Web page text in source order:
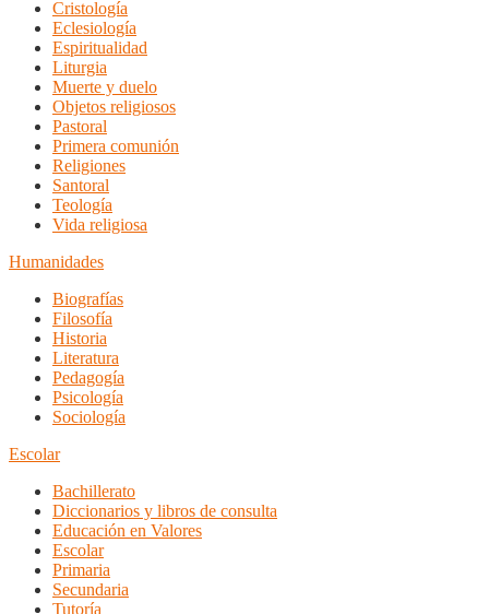
Cristología
Eclesiología
Espiritualidad
Liturgia
Muerte y duelo
Objetos religiosos
Pastoral
Primera comunión
Religiones
Santoral
Teología
Vida religiosa
Humanidades
Biografías
Filosofía
Historia
Literatura
Pedagogía
Psicología
Sociología
Escolar
Bachillerato
Diccionarios y libros de consulta
Educación en Valores
Escolar
Primaria
Secundaria
Tutoría